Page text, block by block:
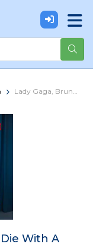
Lady Gaga, Bruno Mars - Die With A Smile
With A